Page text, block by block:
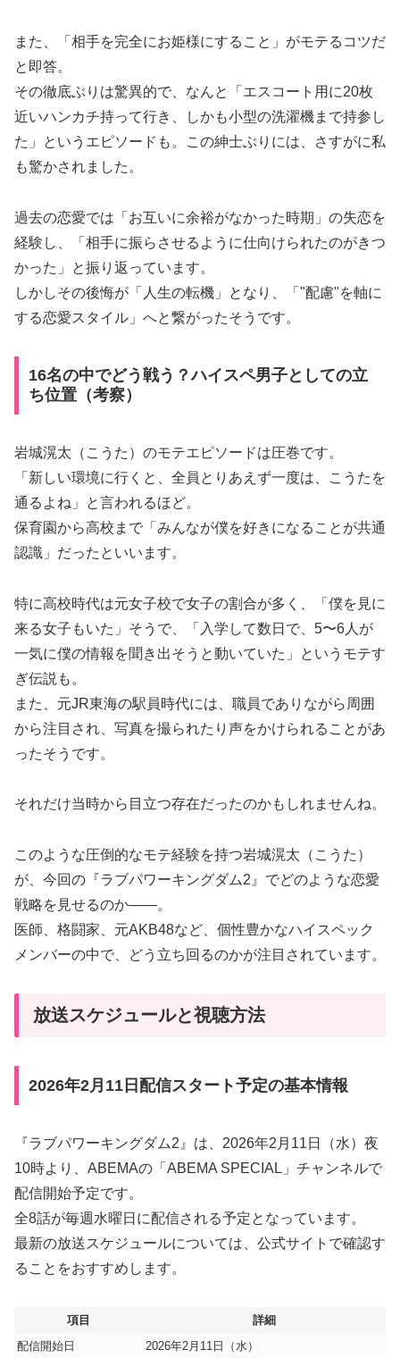
また、「相手を完全にお姫様にすること」がモテるコツだ
と即答。
その徹底ぶりは驚異的で、なんと「エスコート用に20枚
近いハンカチ持って行き、しかも小型の洗濯機まで持参し
た」というエピソードも。この紳士ぶりには、さすがに私
も驚かされました。
過去の恋愛では「お互いに余裕がなかった時期」の失恋を
経験し、「相手に振らさせるように仕向けられたのがきつ
かった」と振り返っています。
しかしその後悔が「人生の転機」となり、「"配慮"を軸に
する恋愛スタイル」へと繋がったそうです。
16名の中でどう戦う？ハイスペ男子としての立
ち位置（考察）
岩城滉太（こうた）のモテエピソードは圧巻です。
「新しい環境に行くと、全員とりあえず一度は、こうたを
通るよね」と言われるほど。
保育園から高校まで「みんなが僕を好きになることが共通
認識」だったといいます。
特に高校時代は元女子校で女子の割合が多く、「僕を見に
来る女子もいた」そうで、「入学して数日で、5〜6人が
一気に僕の情報を聞き出そうと動いていた」というモテす
ぎ伝説も。
また、元JR東海の駅員時代には、職員でありながら周囲
から注目され、写真を撮られたり声をかけられることがあ
ったそうです。
それだけ当時から目立つ存在だったのかもしれませんね。
このような圧倒的なモテ経験を持つ岩城滉太（こうた）
が、今回の『ラブパワーキングダム2』でどのような恋愛
戦略を見せるのか——。
医師、格闘家、元AKB48など、個性豊かなハイスペック
メンバーの中で、どう立ち回るのかが注目されています。
放送スケジュールと視聴方法
2026年2月11日配信スタート予定の基本情報
『ラブパワーキングダム2』は、2026年2月11日（水）夜
10時より、ABEMAの「ABEMA SPECIAL」チャンネルで
配信開始予定です。
全8話が毎週水曜日に配信される予定となっています。
最新の放送スケジュールについては、公式サイトで確認す
ることをおすすめします。
項目
詳細
配信開始日
2026年2月11日（水）